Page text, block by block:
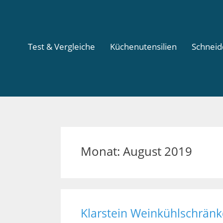
Test & Vergleiche Küchenutensilien
Monat: August 2019
Klarstein